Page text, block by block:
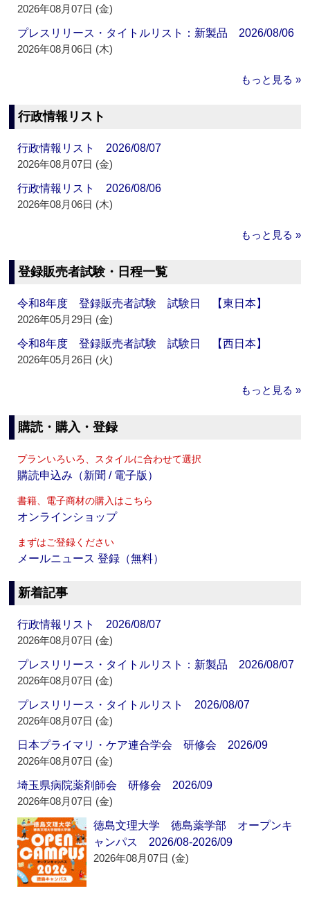
2026年08月07日 (金)
プレスリリース・タイトルリスト：新製品 2026/08/06
2026年08月06日 (木)
もっと見る »
行政情報リスト
行政情報リスト 2026/08/07
2026年08月07日 (金)
行政情報リスト 2026/08/06
2026年08月06日 (木)
もっと見る »
登録販売者試験・日程一覧
令和8年度 登録販売者試験 試験日 【東日本】
2026年05月29日 (金)
令和8年度 登録販売者試験 試験日 【西日本】
2026年05月26日 (火)
もっと見る »
購読・購入・登録
プランいろいろ、スタイルに合わせて選択
購読申込み（新聞 / 電子版）
書籍、電子商材の購入はこちら
オンラインショップ
まずはご登録ください
メールニュース 登録（無料）
新着記事
行政情報リスト 2026/08/07
2026年08月07日 (金)
プレスリリース・タイトルリスト：新製品 2026/08/07
2026年08月07日 (金)
プレスリリース・タイトルリスト 2026/08/07
2026年08月07日 (金)
日本プライマリ・ケア連合学会 研修会 2026/09
2026年08月07日 (金)
埼玉県病院薬剤師会 研修会 2026/09
2026年08月07日 (金)
徳島文理大学 徳島薬学部 オープンキ
ャンパス 2026/08-2026/09
2026年08月07日 (金)